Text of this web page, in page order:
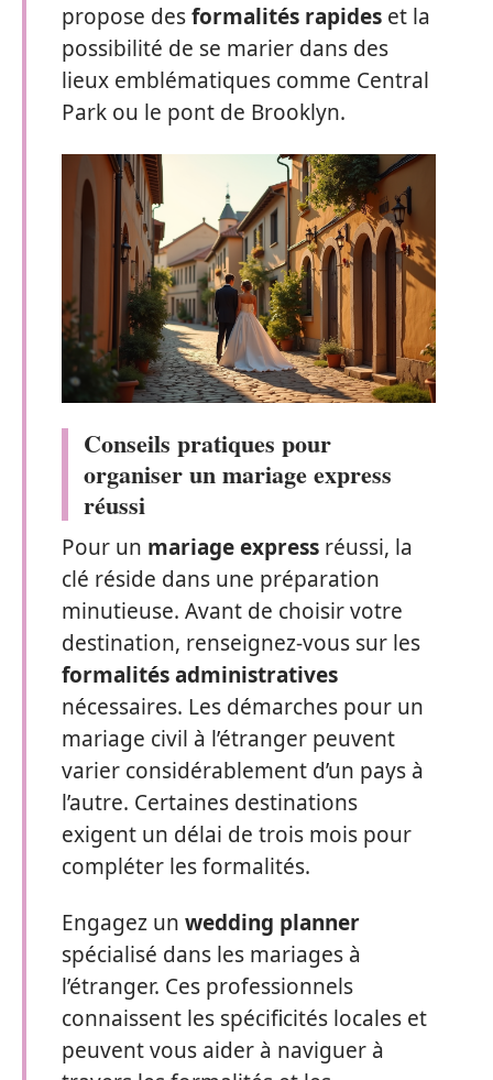
propose desformalités rapides et la
possibilité de se marier dans des
lieux emblématiques comme Central
Park ou le pont de Brooklyn.
Conseils pratiques pour
organiser un mariage express
réussi
Pour un mariage express réussi, la
clé réside dans une préparation
minutieuse. Avant de choisir votre
destination, renseignez-vous sur les
formalités administratives
nécessaires. Les démarches pour un
mariage civil à l’étranger peuvent
varier considérablement d’un pays à
l’autre. Certaines destinations
exigent un délai de trois mois pour
compléter les formalités.
Engagez un wedding planner
spécialisé dans les mariages à
l’étranger. Ces professionnels
connaissent les spécificités locales et
peuvent vous aider à naviguer à